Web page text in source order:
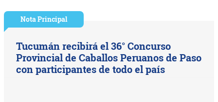
Nota Principal
Tucumán recibirá el 36° Concurso
Provincial de Caballos Peruanos de Paso
con participantes de todo el país